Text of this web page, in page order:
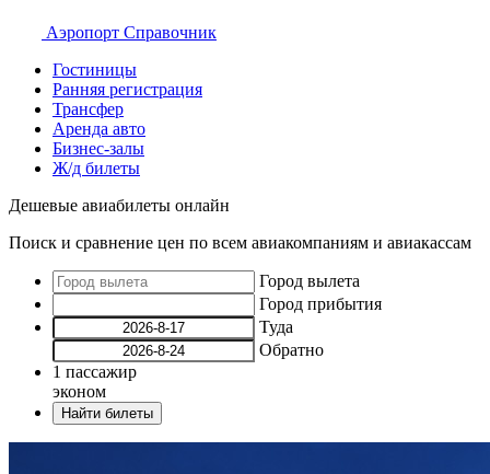
Аэропорт Справочник
Гостиницы
Ранняя регистрация
Трансфер
Аренда авто
Бизнес-залы
Ж/д билеты
Дешевые авиабилеты онлайн
Поиск и сравнение цен по всем авиакомпаниям и авиакассам
Город вылета
Город прибытия
Туда
Обратно
1 пассажир
эконом
Найти билеты